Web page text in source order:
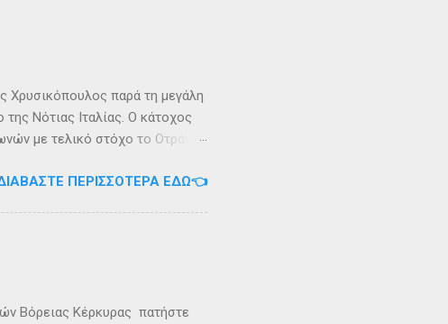
του πολέμου ανάμεσα
Χρυσικόπουλος παρά τη μεγάλη
Νότιας Ιταλίας. Ο κάτοχος
με τελικό στόχο το Οτράντο
αγρίεψε και οι συνθήκες
👉 Ακολουθήστε μας στο
ΠΕΡΙΣΣΌΤΕΡΑ ΕΔΏ👈
Βόρειας Κέρκυρας πατήστε